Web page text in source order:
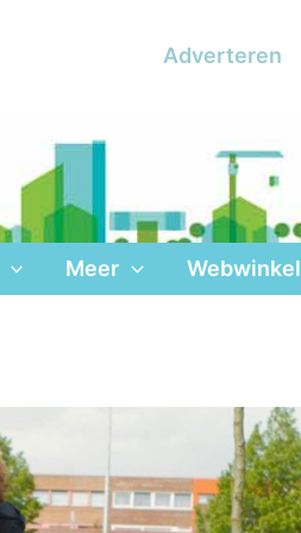
Adverteren
Meer Webwinkel